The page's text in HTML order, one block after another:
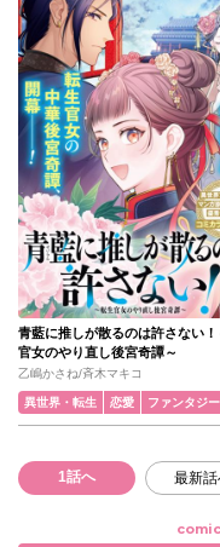
青藍に推しが散るのは許さない
官女のやり直し後宮奇譚～
乙嶋かさね/斉木マキコ
異世界・転生 恋愛 ファンタジー
1話へ 最新